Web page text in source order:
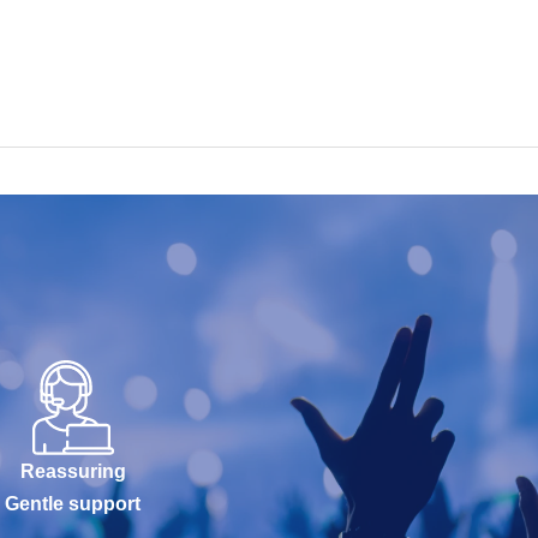
Reassuring
Gentle support